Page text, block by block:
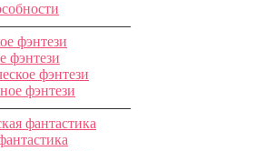
фэнтези
фэнтези
фэнтези
фэнтези
фантастика